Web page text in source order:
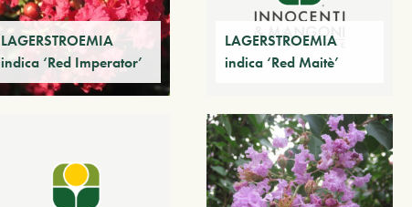
LAGERSTROEMIA
indica ‘Red Imperator’
LAGERSTROEMIA
indica ‘Red Maitè’